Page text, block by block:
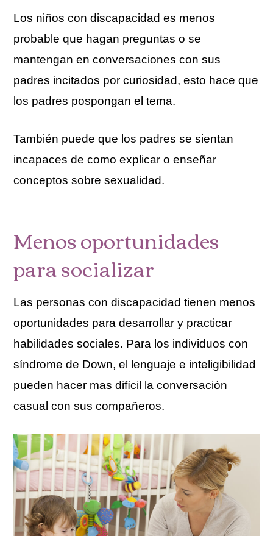
Los niños con discapacidad es menos
probable que hagan preguntas o se
mantengan en conversaciones con sus
padres incitados por curiosidad, esto hace que
los padres pospongan el tema.
También puede que los padres se sientan
incapaces de como explicar o enseñar
conceptos sobre sexualidad.
Menos oportunidades
para socializar
Las personas con discapacidad tienen menos
oportunidades para desarrollar y practicar
habilidades sociales. Para los individuos con
síndrome de Down, el lenguaje e inteligibilidad
pueden hacer mas difícil la conversación
casual con sus compañeros.